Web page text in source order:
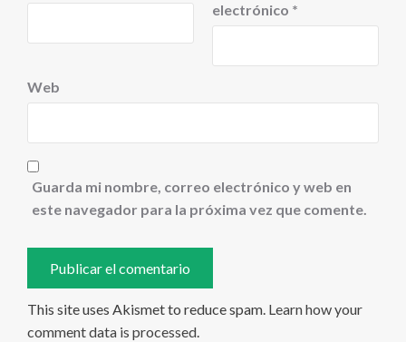
electrónico *
Web
Guarda mi nombre, correo electrónico y web en
este navegador para la próxima vez que comente.
This site uses Akismet to reduce spam. Learn how your
comment data is processed.